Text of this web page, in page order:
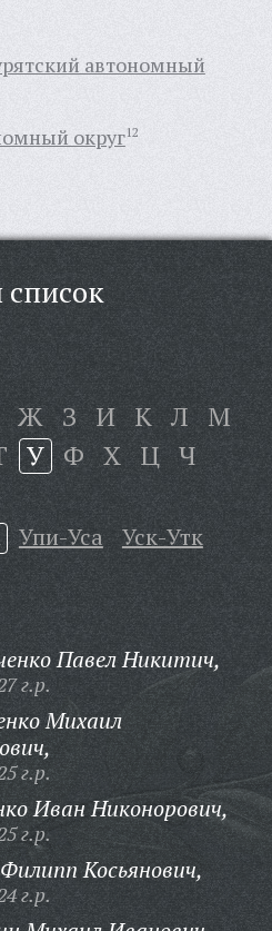
автономный
округ12
Ж З И К Л М
У Ф Х Ц Ч
Упи-Уса
Уск-Утк
Павел Никитич,
г.р.
Михаил
г.р.
Иван Никонорович,
г.р.
Косьянович,
г.р.